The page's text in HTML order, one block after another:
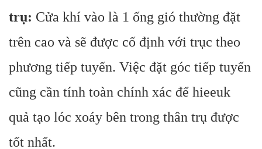
trụ: Cửa khí vào là 1 ống gió thường đặt
trên cao và sẽ được cố định với trục theo
phương tiếp tuyến. Việc đặt góc tiếp tuyến
cũng cần tính toàn chính xác để hieeuk
quả tạo lóc xoáy bên trong thân trụ được
tốt nhất.